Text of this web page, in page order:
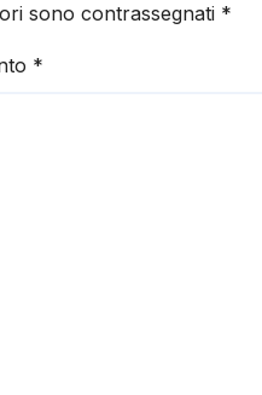
sono contrassegnati *
*